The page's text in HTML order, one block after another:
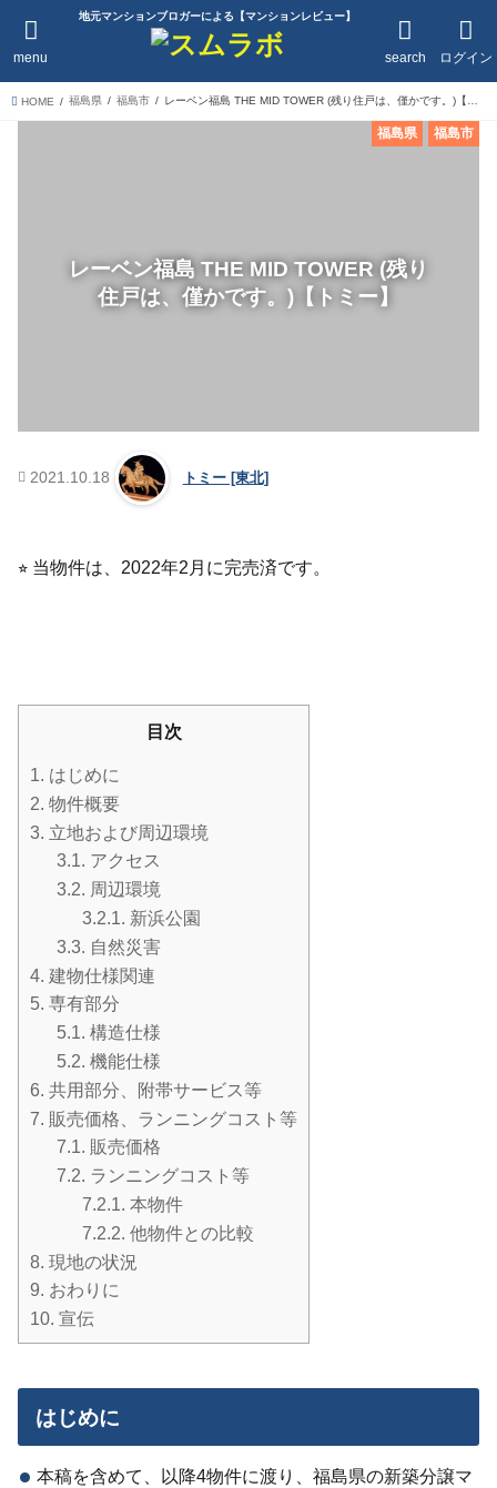
地元マンションブロガーによる【マンションレビュー】
ログイン
search
menu
HOME 福島県 福島市
レーベン福島 THE MID TOWER (残り
住戸は、僅かです。)【トミー】
福島市
福島県
2021.10.18 トミー [東北]
⭐︎ 当物件は、2022年2月に完売済です。
目次
1. はじめに
2. 物件概要
3. 立地および周辺環境
3.1. アクセス
3.2. 周辺環境
3.2.1. 新浜公園
3.3. 自然災害
4. 建物仕様関連
5. 専有部分
5.1. 構造仕様
5.2. 機能仕様
6. 共用部分、附帯サービス等
7. 販売価格、ランニングコスト等
7.1. 販売価格
7.2. ランニングコスト等
7.2.1. 本物件
7.2.2. 他物件との比較
8. 現地の状況
9. おわりに
10. 宣伝
はじめに
本稿を含めて、以降4物件に渡り、福島県の新築分譲マ